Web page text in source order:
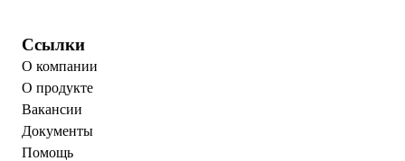
Ссылки
О компании
О продукте
Вакансии
Документы
Помощь